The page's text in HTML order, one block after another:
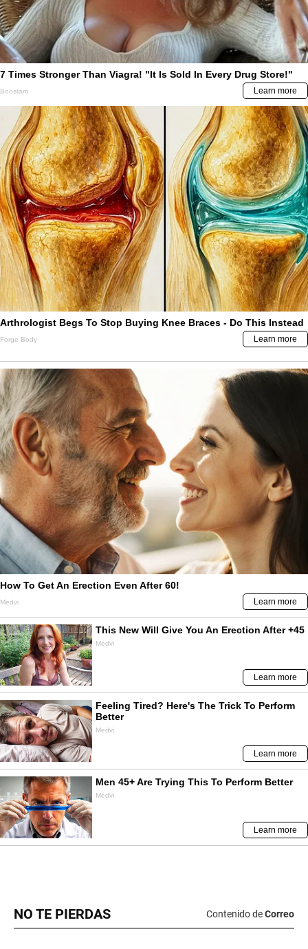
NO TE PIERDAS Contenido deCorreo